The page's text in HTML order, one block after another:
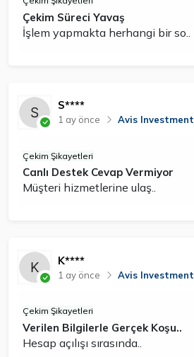
Çekim Süreci Yavaş
İşlem yapmakta herhangi bir so..
S****
1 ay önce Avis Investment
Çekim Şikayetleri
Canlı Destek Cevap Vermiyor
Müşteri hizmetlerine ulaş..
K****
1 ay önce Avis Investment
Çekim Şikayetleri
Verilen Bilgilerle Gerçek Koşu..
Hesap açılışı sırasında..